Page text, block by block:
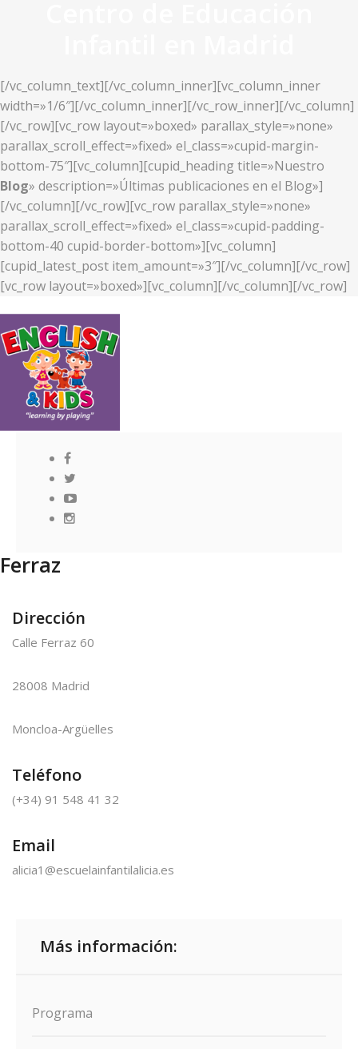
[/vc_column_text][/vc_column_inner][vc_column_inner
width=»1/6″][/vc_column_inner][/vc_row_inner][/vc_column]
[/vc_row][vc_row layout=»boxed» parallax_style=»none»
parallax_scroll_effect=»fixed» el_class=»cupid-margin-
bottom-75″][vc_column][cupid_heading title=»Nuestro
Blog» description=»Últimas publicaciones en el Blog»]
[/vc_column][/vc_row][vc_row parallax_style=»none»
parallax_scroll_effect=»fixed» el_class=»cupid-padding-
bottom-40 cupid-border-bottom»][vc_column]
[cupid_latest_post item_amount=»3″][/vc_column][/vc_row]
[vc_row layout=»boxed»][vc_column][/vc_column][/vc_row]
Ferraz
Dirección
Calle Ferraz 60
28008 Madrid
Moncloa-Argüelles
Teléfono
(+34) 91 548 41 32
Email
alicia1@escuelainfantilalicia.es
Más información:
Programa